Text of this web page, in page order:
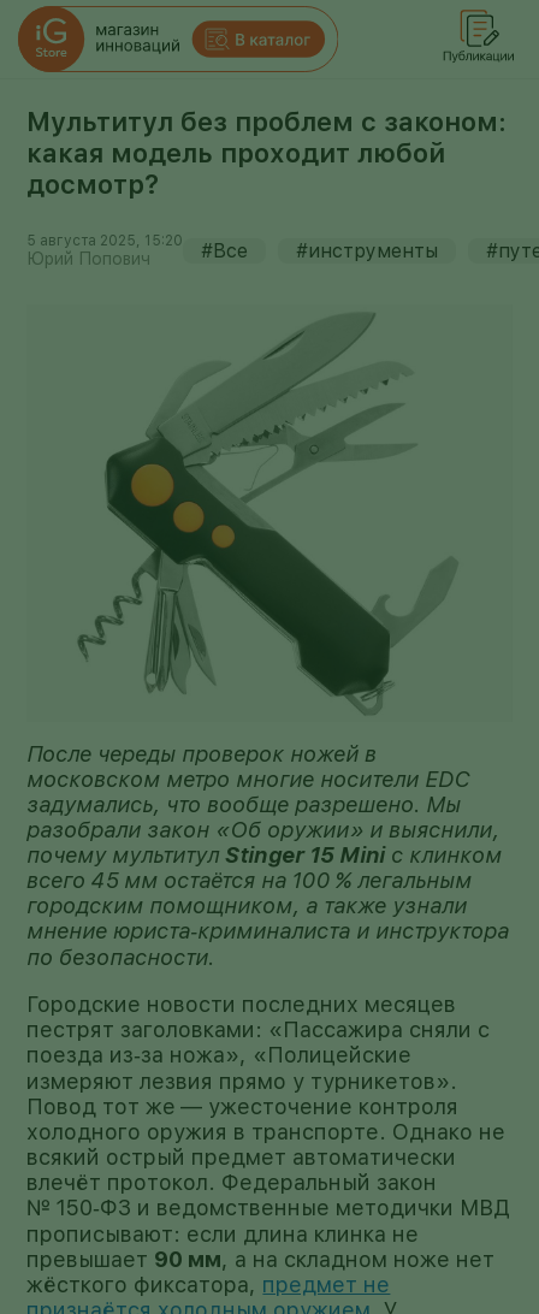
Мультитул без проблем с законом:
какая модель проходит любой
досмотр?
5 августа 2025, 15:20
Юрий Попович #Все #инструменты
После череды проверок ножей в
московском метро многие носители EDC
задумались, что вообще разрешено. Мы
разобрали закон «Об оружии» и выяснили,
почему мультитулStinger 15 Miniс клинком
всего 45 мм остаётся на 100 % легальным
городским помощником, а также узнали
мнение юриста‑криминалиста и инструктора
по безопасности.
Городские новости последних месяцев
пестрят заголовками: «Пассажира сняли с
поезда из‑за ножа», «Полицейские
измеряют лезвия прямо у турникетов».
Повод тот же — ужесточение контроля
холодного оружия в транспорте. Однако не
всякий острый предмет автоматически
влечёт протокол. Федеральный закон
№ 150‑ФЗ и ведомственные методички МВД
прописывают: если длина клинка не
превышает 90 мм, а на складном ноже нет
жёсткого фиксатора, предмет не